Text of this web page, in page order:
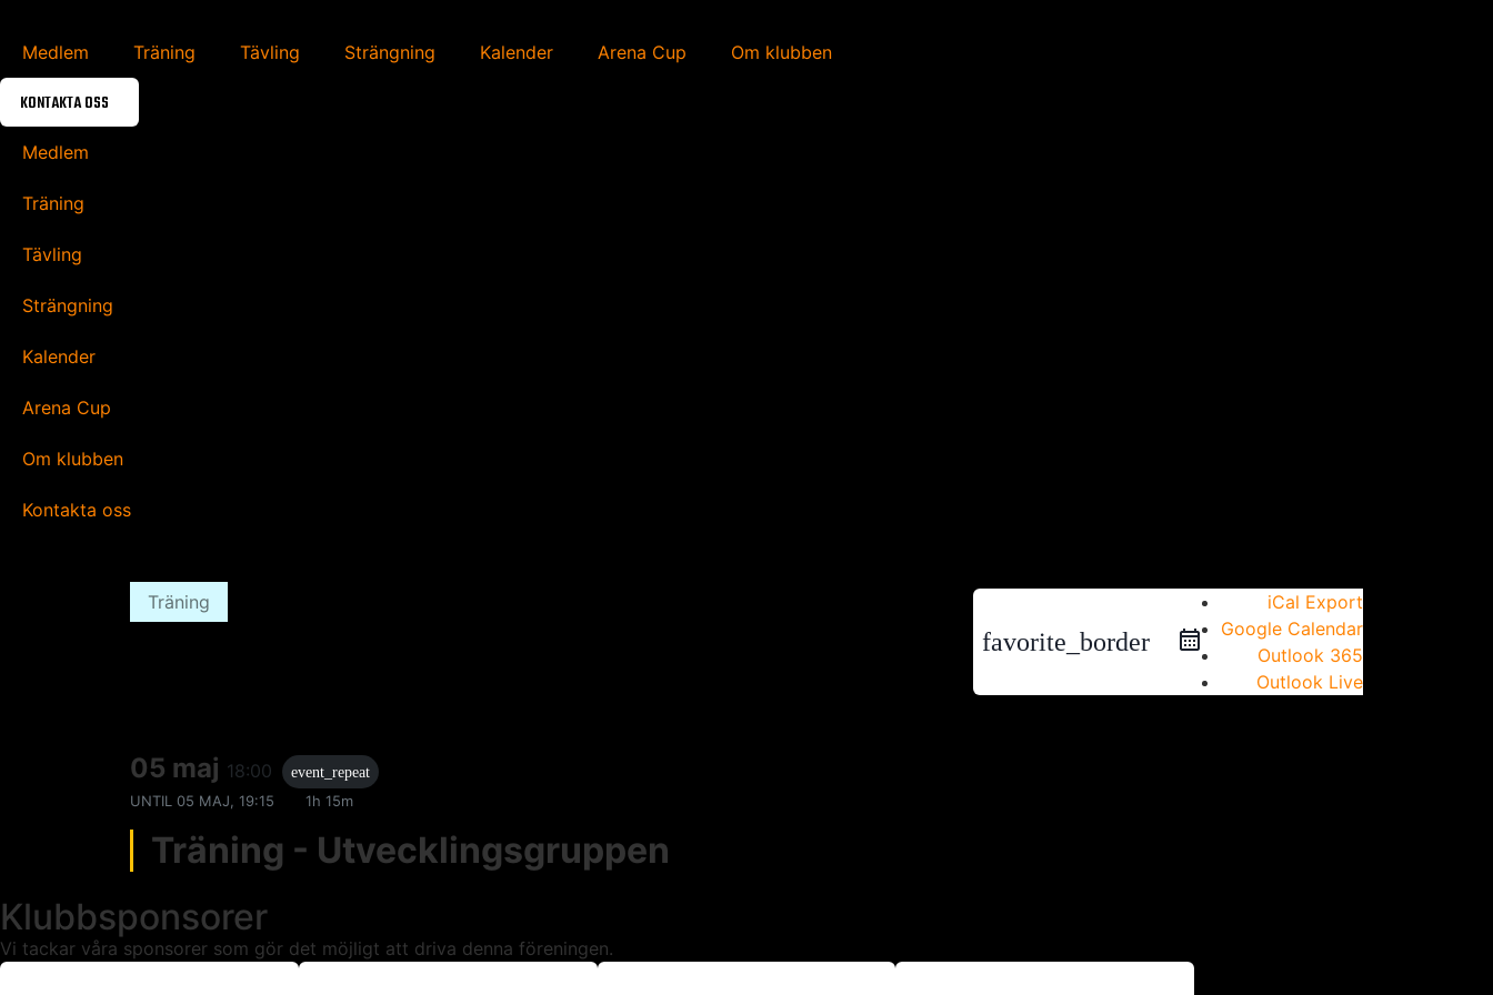
Medlem Träning Tävling Strängning Kalender Arena Cup Om klubben
KONTAKTA OSS
Medlem
Träning
Tävling
Strängning
Kalender
Arena Cup
Om klubben
Kontakta oss
Träning
favorite_border
iCal Export
Google Calendar
Outlook 365
Outlook Live
05 maj 18:00
event_repeat
UNTIL 05 MAJ, 19:15 1h 15m
Träning - Utvecklingsgruppen
Klubbsponsorer
Vi tackar våra sponsorer som gör det möjligt att driva denna föreningen.